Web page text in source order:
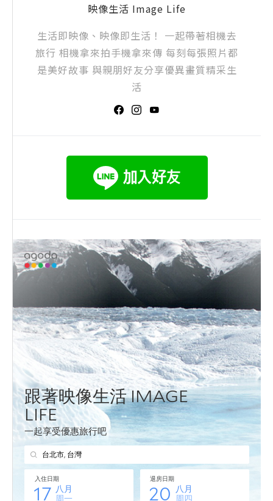
映像生活 Image Life
生活即映像、映像即生活！ 一起帶著相機去
旅行 相機拿來拍手機拿來傳 每刻每張照片都
是美好故事 與親朋好友分享優異畫質精采生
活